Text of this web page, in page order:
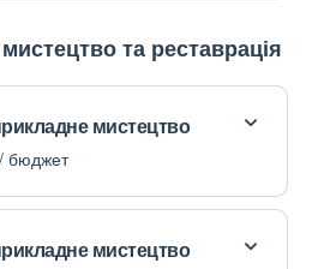
та реставрація
мистецтво
бюджет
мистецтво